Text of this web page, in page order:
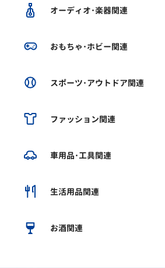
オーディオ･楽器関連
おもちゃ･ホビー関連
スポーツ･アウトドア関連
ファッション関連
車用品･工具関連
生活用品関連
お酒関連